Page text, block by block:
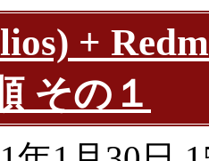
+
その１